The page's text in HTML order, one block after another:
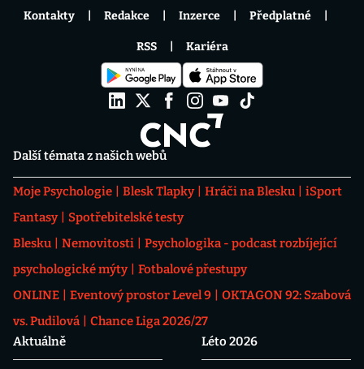
Další témata z našich webů
Moje Psychologie Blesk Tlapky Hráči na Blesku
iSport
Fantasy
Spotřebitelské testy
Blesku
Nemovitosti
Psychologika - podcast rozbíjející
psychologické mýty
Fotbalové přestupy
ONLINE
Eventový prostor Level 9
OKTAGON 92: Szabová
vs. Pudilová
Chance Liga 2026/27
Aktuálně
Léto 2026
Kontakty Redakce Inzerce Předplatné
RSS Kariéra